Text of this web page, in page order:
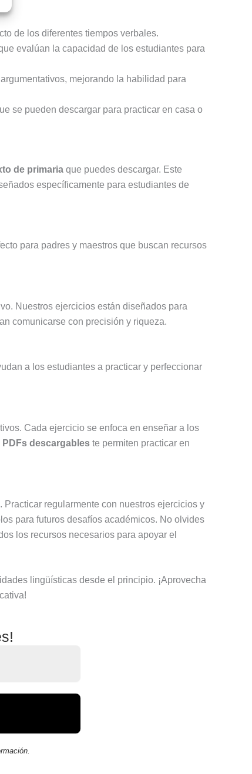
de los diferentes tiempos verbales.
evalúan la capacidad de los estudiantes para
mejorando la habilidad para
se pueden descargar para practicar en casa o
de primaria que puedes descargar. Este
específicamente para estudiantes de
para padres y maestros que buscan recursos
Nuestros ejercicios están diseñados para
comunicarse con precisión y riqueza.
a los estudiantes a practicar y perfeccionar
Cada ejercicio se enfoca en enseñar a los
PDFs descargables te permiten practicar en
regularmente con nuestros ejercicios y
para futuros desafíos académicos. No olvides
los recursos necesarios para apoyar el
lingüísticas desde el principio. ¡Aprovecha